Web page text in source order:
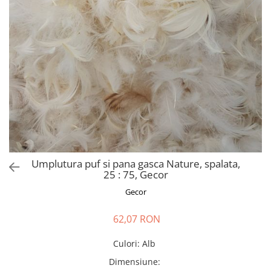
Umplutura puf si pana gasca Nature, spalata,
25 : 75, Gecor
Gecor
62,07 RON
Culori: Alb
Dimensiune: